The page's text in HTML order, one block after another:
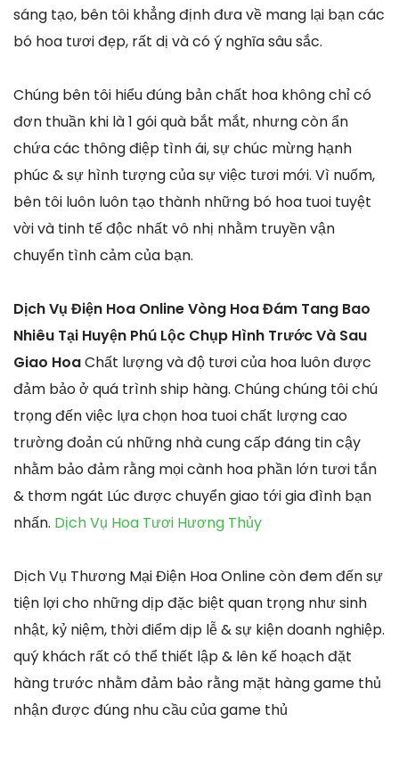
sáng tạo, bên tôi khẳng định đưa về mang lại bạn các
bó hoa tươi đẹp, rất dị và có ý nghĩa sâu sắc.
Chúng bên tôi hiểu đúng bản chất hoa không chỉ có
đơn thuần khi là 1 gói quà bắt mắt, nhưng còn ẩn
chứa các thông điệp tình ái, sự chúc mừng hạnh
phúc & sự hình tượng của sự việc tươi mới. Vì nuốm,
bên tôi luôn luôn tạo thành những bó hoa tuoi tuyệt
vời và tinh tế độc nhất vô nhị nhằm truyền vận
chuyển tình cảm của bạn.
Dịch Vụ Điện Hoa Online Vòng Hoa Đám Tang Bao
Nhiêu Tại Huyện Phú Lộc Chụp Hình Trước Và Sau
Giao HoaChất lượng và độ tươi của hoa luôn được
đảm bảo ở quá trình ship hàng. Chúng chúng tôi chú
trọng đến việc lựa chọn hoa tuoi chất lượng cao
trường đoản cú những nhà cung cấp đáng tin cậy
nhằm bảo đảm rằng mọi cành hoa phần lớn tươi tắn
& thơm ngát Lúc được chuyển giao tới gia đình bạn
nhấn. Dịch Vụ Hoa Tươi Hương Thủy
Dịch Vụ Thương Mại Điện Hoa Online còn đem đến sự
tiện lợi cho những dịp đặc biệt quan trọng như sinh
nhật, kỷ niệm, thời điểm dịp lễ & sự kiện doanh nghiệp.
quý khách rất có thể thiết lập & lên kế hoạch đặt
hàng trước nhằm đảm bảo rằng mặt hàng game thủ
nhận được đúng nhu cầu của game thủ